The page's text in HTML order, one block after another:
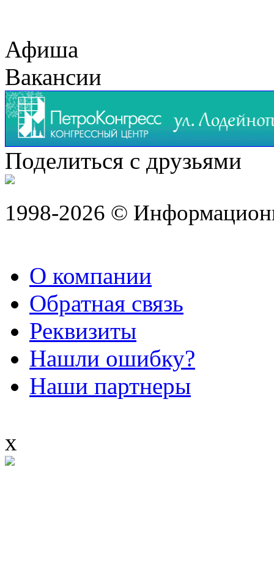
Афиша
Вакансии
Поделиться с друзьями
1998-2026 ©
О компании
Обратная связь
Реквизиты
Нашли ошибку?
Наши партнеры
x